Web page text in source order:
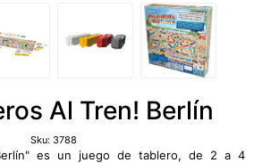
Al Tren! Berlín
Sku: 3788
es un juego de tablero, de 2 a 4